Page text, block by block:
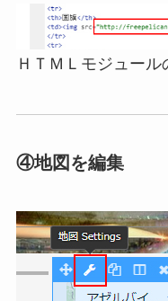
ＨＴＭＬモジュー
④地図を編集